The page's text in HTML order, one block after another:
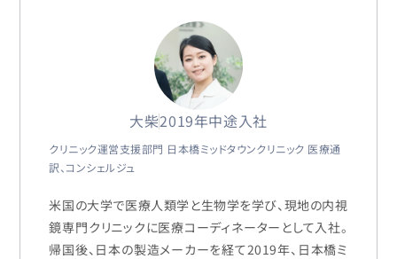
大柴2019年中途入社
クリニック運営支援部門 日本橋ミッドタウンクリニック 医療通
訳、コンシェルジュ
米国の大学で医療人類学と生物学を学び、現地の内視
鏡専門クリニックに医療コーディネーターとして入社。
帰国後、日本の製造メーカーを経て2019年、日本橋ミ